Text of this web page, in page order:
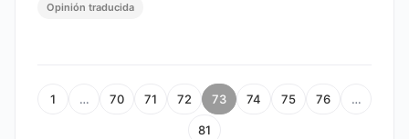
Opinión traducida
1 … 70 71 72 73 74 75 76 …
81